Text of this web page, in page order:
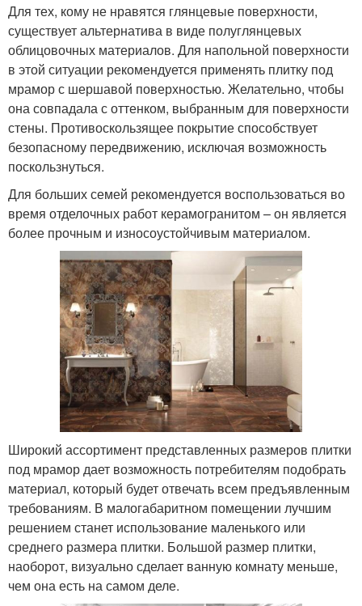
Для тех, кому не нравятся глянцевые поверхности,
существует альтернатива в виде полуглянцевых
облицовочных материалов. Для напольной поверхности
в этой ситуации рекомендуется применять плитку под
мрамор с шершавой поверхностью. Желательно, чтобы
она совпадала с оттенком, выбранным для поверхности
стены. Противоскользящее покрытие способствует
безопасному передвижению, исключая возможность
поскользнуться.
Для больших семей рекомендуется воспользоваться во
время отделочных работ керамогранитом – он является
более прочным и износоустойчивым материалом.
Широкий ассортимент представленных размеров плитки
под мрамор дает возможность потребителям подобрать
материал, который будет отвечать всем предъявленным
требованиям. В малогабаритном помещении лучшим
решением станет использование маленького или
среднего размера плитки. Большой размер плитки,
наоборот, визуально сделает ванную комнату меньше,
чем она есть на самом деле.